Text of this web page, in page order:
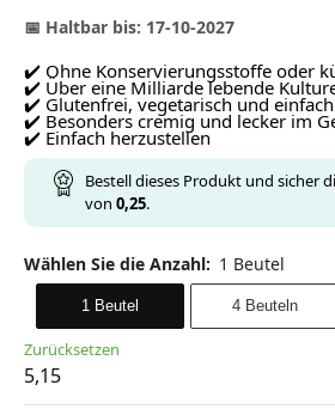
📅 Haltbar bis: 17-10-2027
✔️ Ohne Konservierungsstoffe oder
✔️ Über eine Milliarde lebende
✔️ Glutenfrei, vegetarisch und
✔️ Besonders cremig und lecker im
✔️ Einfach herzustellen
Bestell dieses Produkt und sicher
von 0,25.
Wählen Sie die Anzahl: 1 Beutel
1 Beutel 4 Beuteln
Zurücksetzen
5,15